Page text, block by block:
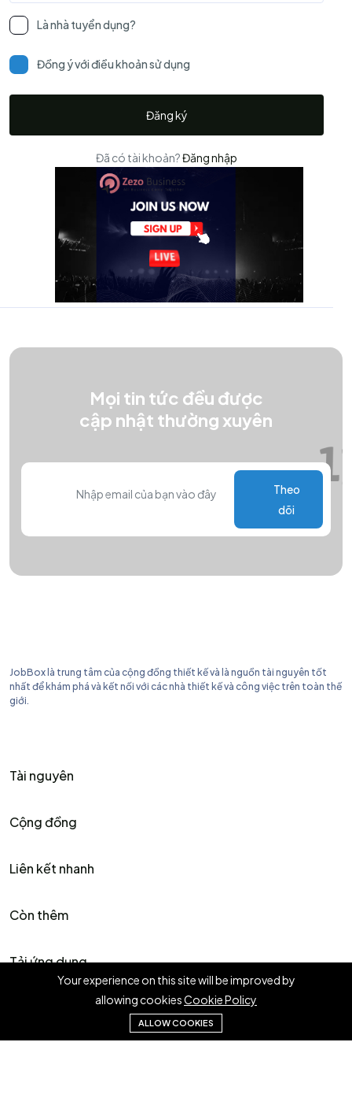
Là nhà tuyển dụng?
Đồng ý với điều khoản sử dụng
Đăng ký
Đã có tài khoản?Đăng nhập
Mọi tin tức đều được
cập nhật thường xuyên
Theo
dõi
JobBox là trung tâm của cộng đồng thiết kế và là nguồn tài nguyên tốt
nhất để khám phá và kết nối với các nhà thiết kế và công việc trên toàn thế
giới.
Tài nguyên
Cộng đồng
Liên kết nhanh
Còn thêm
Tải ứng dụng
Your experience on this site will be improved by
allowing cookiesCookie Policy
ALLOW COOKIES